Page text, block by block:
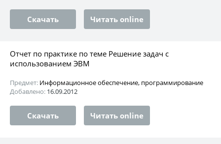
Скачать Читать online
Отчет по практике по теме Решение задач с
использованием ЭВМ
Предмет: Информационное обеспечение, программирование
Добавлено: 16.09.2012
Скачать Читать online